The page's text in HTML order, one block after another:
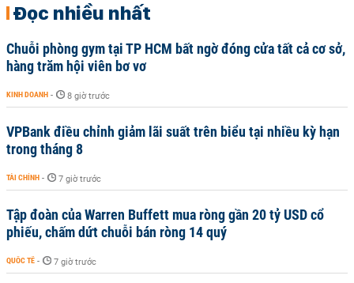
Đọc nhiều nhất
Chuỗi phòng gym tại TP HCM bất ngờ đóng cửa tất cả cơ sở,
hàng trăm hội viên bơ vơ
KINH DOANH - 8 giờ trước
VPBank điều chỉnh giảm lãi suất trên biểu tại nhiều kỳ hạn
trong tháng 8
TÀI CHÍNH - 7 giờ trước
Tập đoàn của Warren Buffett mua ròng gần 20 tỷ USD cổ
phiếu, chấm dứt chuỗi bán ròng 14 quý
QUỐC TẾ - 7 giờ trước